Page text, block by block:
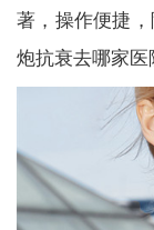
著，操作便捷
炮抗衰去哪家医